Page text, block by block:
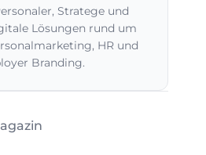
Stratege und
Lösungen rund um
HR und
Branding.